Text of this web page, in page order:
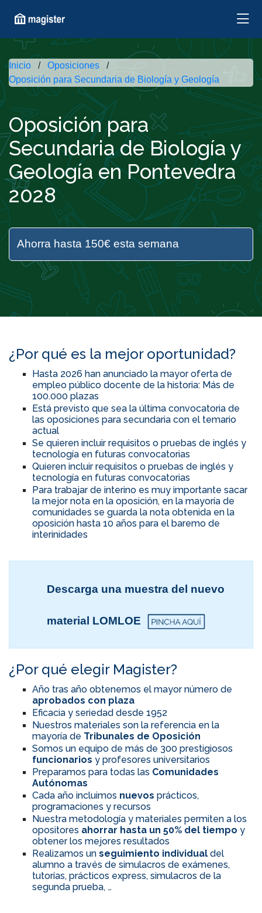
Inicio
Oposiciones
Oposición para Secundaria de Biología y Geología
Oposición para
Secundaria de Biología y
Geología en Pontevedra
2028
Ahorra hasta 150€ esta semana
¿Por qué es la mejor oportunidad?
Hasta 2026 han anunciado la mayor oferta de
empleo público docente de la historia: Más de
100.000 plazas
Está previsto que sea la última convocatoria de
las oposiciones para secundaria con el temario
actual
Se quieren incluir requisitos o pruebas de inglés y
tecnología en futuras convocatorias
Quieren incluir requisitos o pruebas de inglés y
tecnología en futuras convocatorias
Para trabajar de interino es muy importante sacar
la mejor nota en la oposición, en la mayoría de
comunidades se guarda la nota obtenida en la
oposición hasta 10 años para el baremo de
interinidades
Descarga una muestra del nuevo
material LOMLOE
¿Por qué elegir Magister?
Año tras año obtenemos el mayor número de
aprobados con plaza
Eficacia y seriedad desde 1952
Nuestros materiales son la referencia en la
mayoría de Tribunales de Oposición
Somos un equipo de más de 300 prestigiosos
funcionarios y profesores universitarios
Preparamos para todas las Comunidades
Autónomas
Cada año incluimos nuevos prácticos,
programaciones y recursos
Nuestra metodología y materiales permiten a los
opositores ahorrar hasta un 50% del tiempo y
obtener los mejores resultados
Realizamos un seguimiento individual del
alumno a través de simulacros de exámenes,
tutorías, prácticos express, simulacros de la
segunda prueba, …